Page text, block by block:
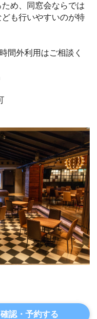
め、同窓会ならでは
も行いやすいのが特
外利用はご相談く
認・予約する